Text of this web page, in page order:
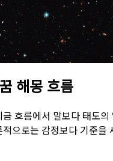
해몽 흐름
흐름에서 말보다 태도
으로는 감정보다 기준